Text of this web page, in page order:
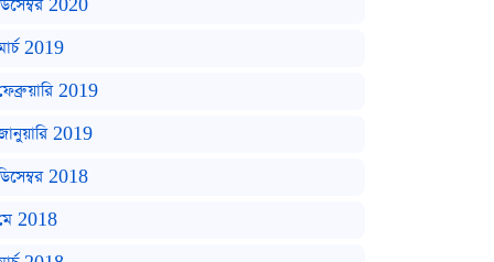
2019
2019
2019
2018
2018